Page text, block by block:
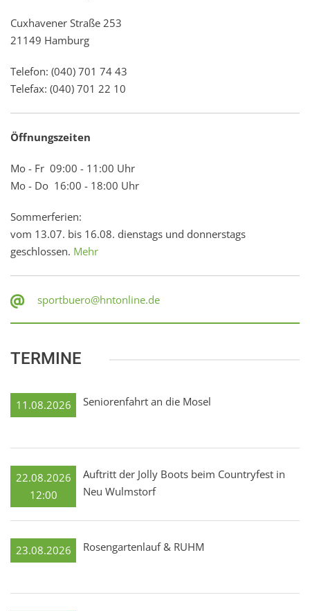
Cuxhavener Straße 253
21149 Hamburg
Telefon: (040) 701 74 43
Telefax: (040) 701 22 10
Öffnungszeiten
Mo - Fr 09:00 - 11:00 Uhr
Mo - Do 16:00 - 18:00 Uhr
Sommerferien:
vom 13.07. bis 16.08. dienstags und donnerstags
geschlossen. Mehr
sportbuero@hntonline.de
TERMINE
11.08.2026 Seniorenfahrt an die Mosel
22.08.2026
12:00
Auftritt der Jolly Boots beim Countryfest in
Neu Wulmstorf
23.08.2026 Rosengartenlauf & RUHM